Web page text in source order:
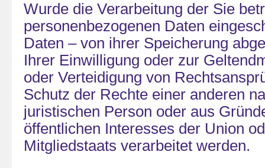
Wurde die Verarbeitung der Sie
personenbezogenen Daten
Daten – von ihrer Speicherung
Ihrer Einwilligung oder zur
oder Verteidigung von
Schutz der Rechte einer anderen
juristischen Person oder aus
öffentlichen Interesses der Union
Mitgliedstaats verarbeitet werden.